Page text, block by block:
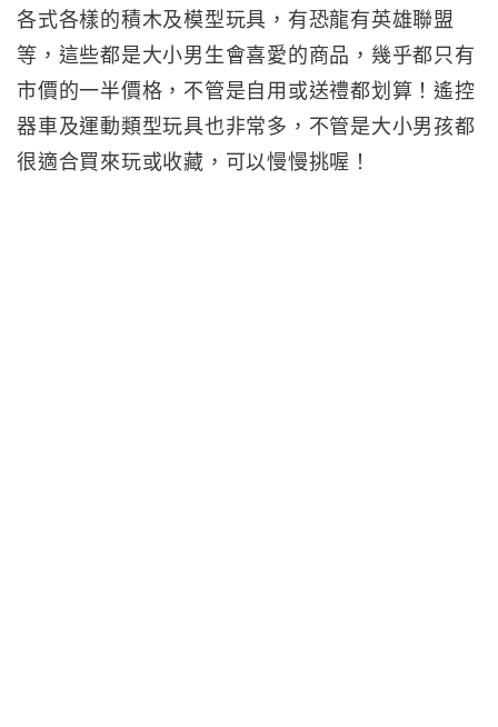
各式各樣的積木及模型玩具，有恐龍有英雄聯盟
等，這些都是大小男生會喜愛的商品，幾乎都只有
市價的一半價格，不管是自用或送禮都划算！遙控
器車及運動類型玩具也非常多，不管是大小男孩都
很適合買來玩或收藏，可以慢慢挑喔！